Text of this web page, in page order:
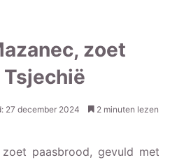
zoet
27 december 2024 2 minuten lezen
paasbrood, gevuld met